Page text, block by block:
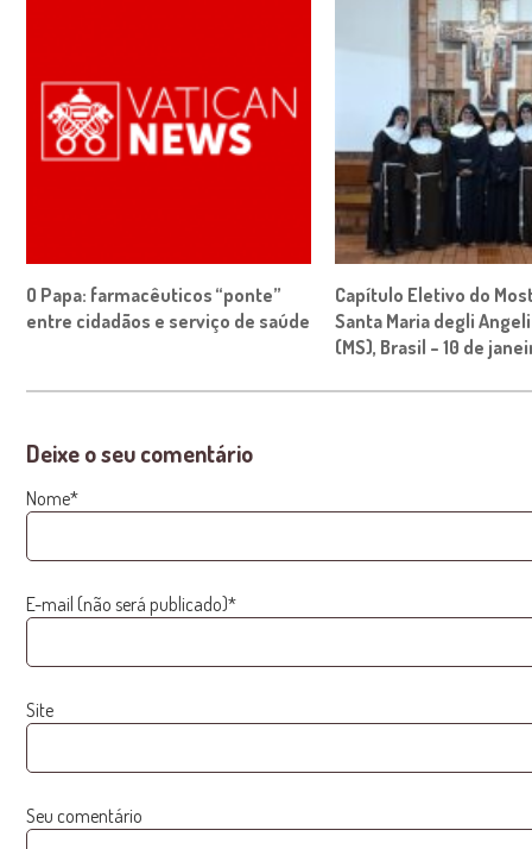
O Papa: farmacêuticos “ponte”
entre cidadãos e serviço de saúde
Capítulo Eletivo do
Santa Maria degli
(MS), Brasil – 10 de
Deixe o seu comentário
Nome*
E-mail (não será publicado)*
Site
Seu comentário